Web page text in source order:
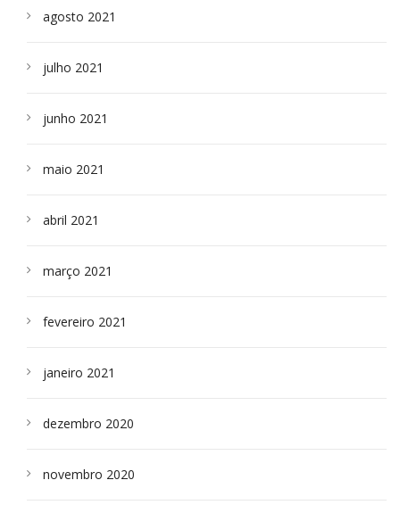
agosto 2021
julho 2021
junho 2021
maio 2021
abril 2021
março 2021
fevereiro 2021
janeiro 2021
dezembro 2020
novembro 2020